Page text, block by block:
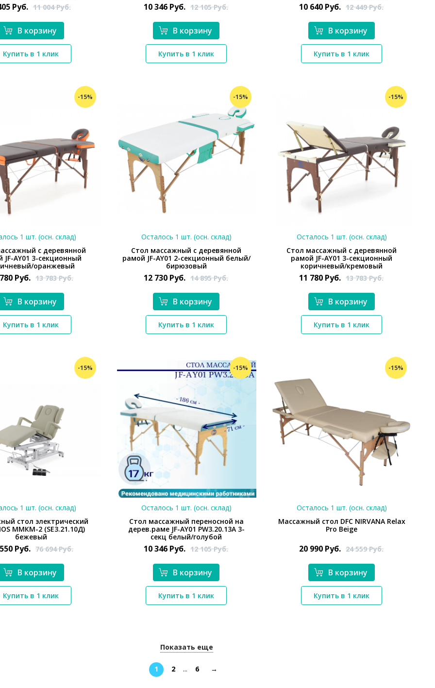
*}
Руб. 11 004Руб.
В корзину
Купить в 1 клик
*}
10 346 Руб. 12 105Руб.
В корзину
Купить в 1 клик
*}
10 640 Руб. 12 449Руб.
В корзину
Купить в 1 клик
-15%
*}
1 шт. (осн. склад)
с деревянной
JF-AY01 3-секционный
оранжевый
Руб. 13 783Руб.
В корзину
Купить в 1 клик
-15%
*}
Осталось 1 шт. (осн. склад)
Стол массажный с деревянной
рамой JF-AY01 2-секционный белый/
бирюзовый
12 730 Руб. 14 895Руб.
В корзину
Купить в 1 клик
-15%
*}
Осталось 1 шт. (осн. склад)
Стол массажный с деревянной
рамой JF-AY01 3-секционный
коричневый/кремовый
11 780 Руб. 13 783Руб.
В корзину
Купить в 1 клик
-15%
*}
1 шт. (осн. склад)
стол электрический
ММКМ-2 (SE3.21.10Д)
бежевый
Руб. 76 694Руб.
В корзину
Купить в 1 клик
-15%
*}
Осталось 1 шт. (осн. склад)
Стол массажный переносной на
дерев.раме JF-AY01 PW3.20.13A 3-
секц белый/голубой
10 346 Руб. 12 105Руб.
В корзину
Купить в 1 клик
-15%
*}
Осталось 1 шт. (осн. склад)
Массажный стол DFC NIRVANA Relax
Pro Beige
20 990 Руб. 24 559Руб.
В корзину
Купить в 1 клик
Показать еще
1 2 ... 6 →